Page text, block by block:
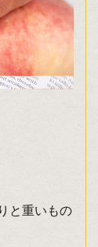
と重いもの